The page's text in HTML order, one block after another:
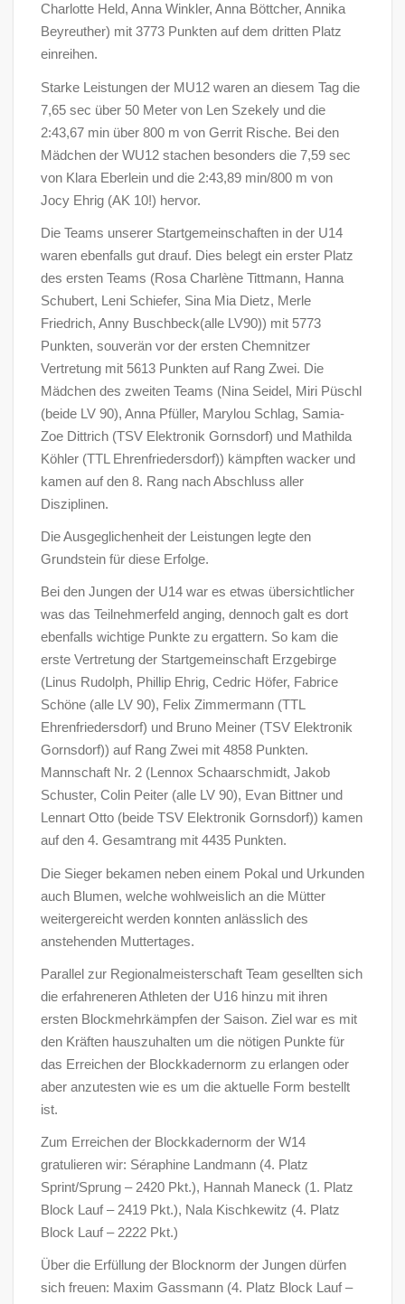
Charlotte Held, Anna Winkler, Anna Böttcher, Annika
Beyreuther) mit 3773 Punkten auf dem dritten Platz
einreihen.
Starke Leistungen der MU12 waren an diesem Tag die
7,65 sec über 50 Meter von Len Szekely und die
2:43,67 min über 800 m von Gerrit Rische. Bei den
Mädchen der WU12 stachen besonders die 7,59 sec
von Klara Eberlein und die 2:43,89 min/800 m von
Jocy Ehrig (AK 10!) hervor.
Die Teams unserer Startgemeinschaften in der U14
waren ebenfalls gut drauf. Dies belegt ein erster Platz
des ersten Teams (Rosa Charlène Tittmann, Hanna
Schubert, Leni Schiefer, Sina Mia Dietz, Merle
Friedrich, Anny Buschbeck(alle LV90)) mit 5773
Punkten, souverän vor der ersten Chemnitzer
Vertretung mit 5613 Punkten auf Rang Zwei. Die
Mädchen des zweiten Teams (Nina Seidel, Miri Püschl
(beide LV 90), Anna Pfüller, Marylou Schlag, Samia-
Zoe Dittrich (TSV Elektronik Gornsdorf) und Mathilda
Köhler (TTL Ehrenfriedersdorf)) kämpften wacker und
kamen auf den 8. Rang nach Abschluss aller
Disziplinen.
Die Ausgeglichenheit der Leistungen legte den
Grundstein für diese Erfolge.
Bei den Jungen der U14 war es etwas übersichtlicher
was das Teilnehmerfeld anging, dennoch galt es dort
ebenfalls wichtige Punkte zu ergattern. So kam die
erste Vertretung der Startgemeinschaft Erzgebirge
(Linus Rudolph, Phillip Ehrig, Cedric Höfer, Fabrice
Schöne (alle LV 90), Felix Zimmermann (TTL
Ehrenfriedersdorf) und Bruno Meiner (TSV Elektronik
Gornsdorf)) auf Rang Zwei mit 4858 Punkten.
Mannschaft Nr. 2 (Lennox Schaarschmidt, Jakob
Schuster, Colin Peiter (alle LV 90), Evan Bittner und
Lennart Otto (beide TSV Elektronik Gornsdorf)) kamen
auf den 4. Gesamtrang mit 4435 Punkten.
Die Sieger bekamen neben einem Pokal und Urkunden
auch Blumen, welche wohlweislich an die Mütter
weitergereicht werden konnten anlässlich des
anstehenden Muttertages.
Parallel zur Regionalmeisterschaft Team gesellten sich
die erfahreneren Athleten der U16 hinzu mit ihren
ersten Blockmehrkämpfen der Saison. Ziel war es mit
den Kräften hauszuhalten um die nötigen Punkte für
das Erreichen der Blockkadernorm zu erlangen oder
aber anzutesten wie es um die aktuelle Form bestellt
ist.
Zum Erreichen der Blockkadernorm der W14
gratulieren wir: Séraphine Landmann (4. Platz
Sprint/Sprung – 2420 Pkt.), Hannah Maneck (1. Platz
Block Lauf – 2419 Pkt.), Nala Kischkewitz (4. Platz
Block Lauf – 2222 Pkt.)
Über die Erfüllung der Blocknorm der Jungen dürfen
sich freuen: Maxim Gassmann (4. Platz Block Lauf –